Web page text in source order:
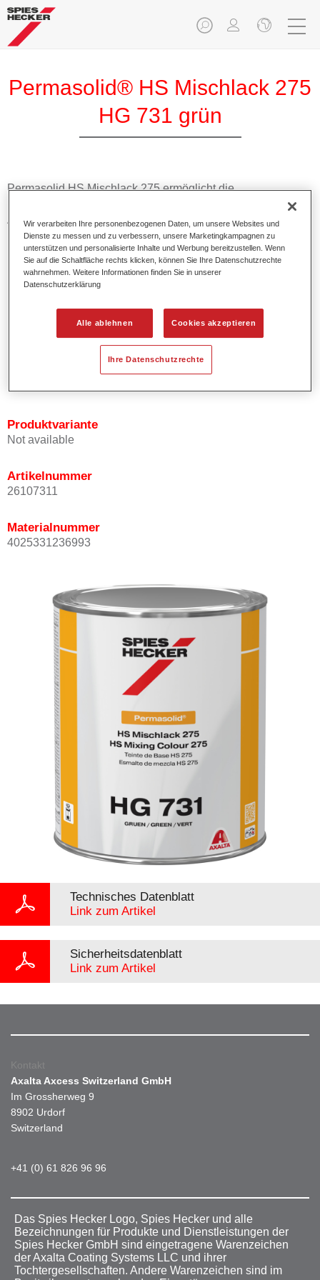
Permasolid® HS Mischlack 275
HG 731 grün
Permasolid HS Mischlack 275 ermöglicht die
Farbtonausmischung vom hochwertigen Permasolid HS
Autolack 275 mit allen Uni-Farbtönen für die Pkw-
Lackierung.
Produktmerkmale
Erlaubt eine einfache und schnelle Verarbeitung in 1,5
Ermöglicht schnelle Trocknungszeiten.
Bietet ein hohes Deckvermögen.
Besitzt einen exzellenten Decklackstand.
Entspricht den VOC Anforderungen.
Produktvariante
Not available
Artikelnummer
26107311
Materialnummer
4025331236993
Technisches Datenblatt
Link zum Artikel
Sicherheitsdatenblatt
Link zum Artikel
Kontakt
Axalta Axcess Switzerland GmbH
Im Grossherweg 9
8902 Urdorf
Switzerland
+41 (0) 61 826 96 96
Das Spies Hecker Logo, Spies Hecker und alle
Bezeichnungen für Produkte und Dienstleistungen der
Spies Hecker GmbH sind eingetragene Warenzeichen
der Axalta Coating Systems LLC und ihrer
Tochtergesellschaften. Andere Warenzeichen sind im
Wir verarbeiten Ihre personenbezogenen Daten, um unsere Websites und
Dienste zu messen und zu verbessern, unsere Marketingkampagnen zu
unterstützen und personalisierte Inhalte und Werbung bereitzustellen. Wenn
Sie auf die Schaltfläche rechts klicken, können Sie Ihre Datenschutzrechte
wahrnehmen. Weitere Informationen finden Sie in unserer
Datenschutzerklärung
Alle ablehnen Cookies akzeptieren
Ihre Datenschutzrechte